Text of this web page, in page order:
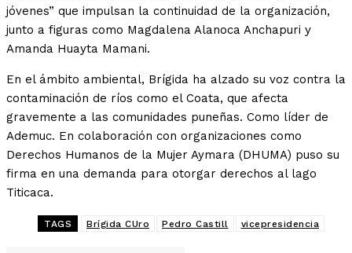
jóvenes” que impulsan la continuidad de la organización,
junto a figuras como Magdalena Alanoca Anchapuri y
Amanda Huayta Mamani.
En el ámbito ambiental, Brígida ha alzado su voz contra la
contaminación de ríos como el Coata, que afecta
gravemente a las comunidades puneñas. Como líder de
Ademuc. En colaboración con organizaciones como
Derechos Humanos de la Mujer Aymara (DHUMA) puso su
firma en una demanda para otorgar derechos al lago
Titicaca.
TAGS Brígida CUro Pedro Castill vicepresidencia